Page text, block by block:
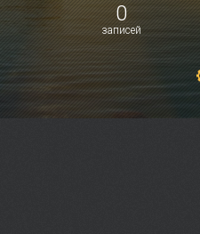
0
записей